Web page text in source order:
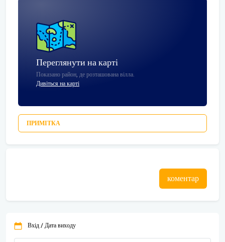
Переглянути на карті
Показано район, де розташована вілла.
Дивіться на карті
ПРИМІТКА
коментар
Вхід / Дата виходу